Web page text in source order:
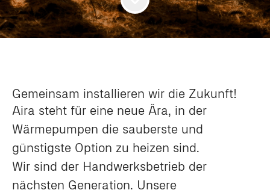
Gemeinsam installieren wir die Zukunft!
Aira steht für eine neue Ära, in der
Wärmepumpen die sauberste und
günstigste Option zu heizen sind.
Wir sind der Handwerksbetrieb der
nächsten Generation. Unsere